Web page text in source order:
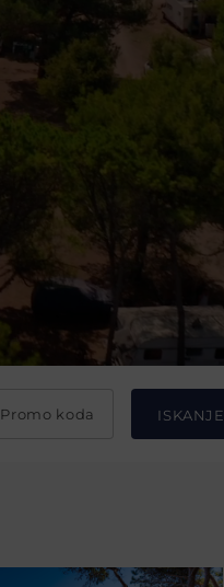
Promo koda ISKANJE